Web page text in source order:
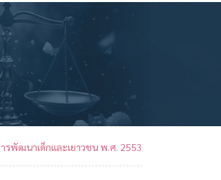
รพัฒนาเด็กและเยาวชน พ.ศ. 2553